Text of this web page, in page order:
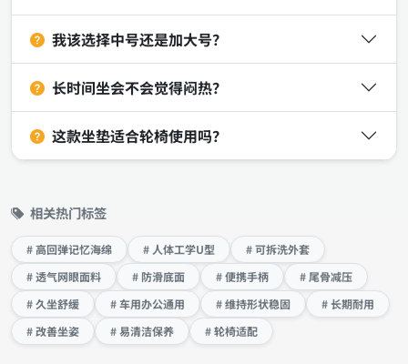
我该选择中号还是加大号？
长时间坐会不会觉得闷热？
这款坐垫适合轮椅使用吗？
相关热门标签
# 高回弹记忆海绵 # 人体工学U型
# 可拆洗外套
# 透气网眼面料
# 防滑底面 # 便携手柄
# 尾骨减压
# 久坐舒缓
# 车用办公通用 # 维持形状稳固
# 长期耐用
# 改善坐姿
# 易清洁保养 # 轮椅适配